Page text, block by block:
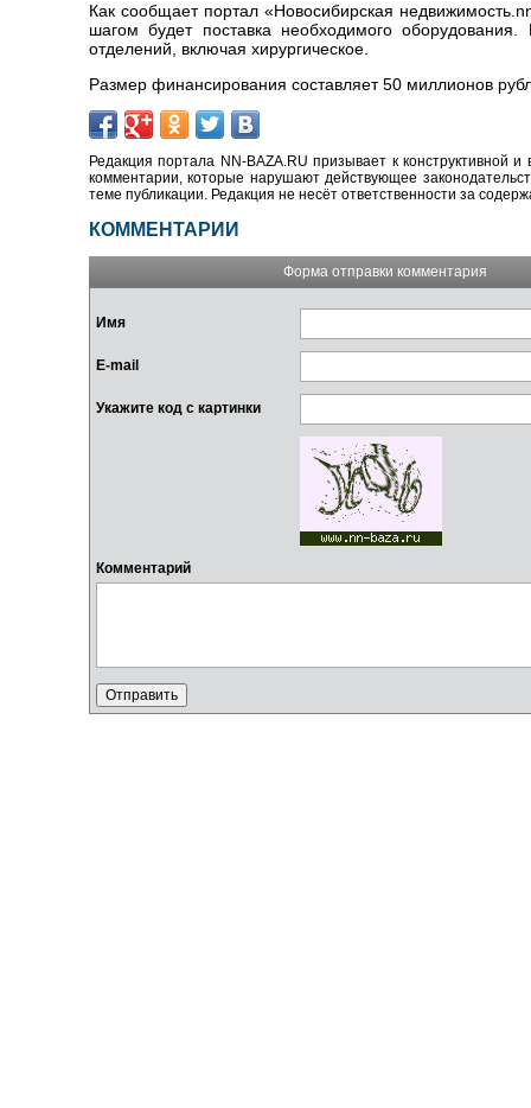
Как сообщает портал «Новосибирская
шагом будет поставка необходимого
отделений, включая хирургическое.
Размер финансирования составляет 50 миллионов
Редакция портала NN-BAZA.RU призывает к конструктивной
комментарии, которые нарушают действующее
теме публикации. Редакция не несёт ответственности за
КОММЕНТАРИИ
Форма отправки комментария
Имя
E-mail
Укажите код с картинки
Комментарий